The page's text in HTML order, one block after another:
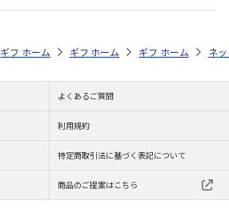
お中元・夏ギフト特集 2026 そうめん・麺類
ギフトストア お中元・夏ギフト特集 2026
ホーム ギフトストア お中元・夏ギフト
ホーム ギフトストア お
ホーム ネ
よくあるご質問
利用規約
特定商取引法に基づく表記について
商品のご提案はこちら